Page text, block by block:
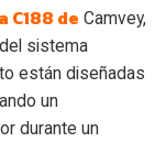
C188 de Camvey,
sistema
están diseñadas
un
durante un